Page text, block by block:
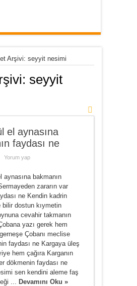
Arşivi: seyyit nesimi
seyyit
el aynasına
faydası ne
Yorum yap
aynasına bakmanın
zararın var
ne Kendin kadrin
bilir dostun kıymetin
cevahir takmanın
yazı gerek hem
Çobanı meclise
faydası ne Kargaya üleş
hem çağıra Karganın
dökmenin faydası ne
sen kendini aleme faş
... Devamını Oku »